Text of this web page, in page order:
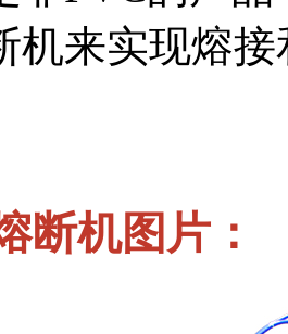
机来实现熔
断机图片：